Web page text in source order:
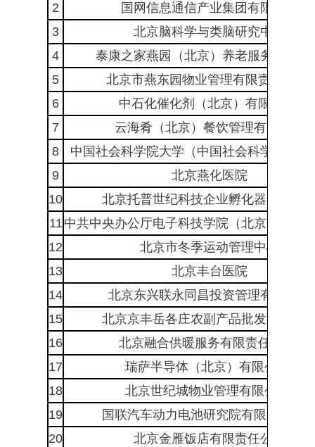
2
国网信息通信产业集团有限公司
3
北京脑科学与类脑研究中心
4
泰康之家燕园（北京）养老服务有限公
5
北京市燕东园物业管理有限责任公司*
6
中石化催化剂（北京）有限公司*
7
云海肴（北京）餐饮管理有限公司
8
中国社会科学院大学（中国社会科学院研究
9
北京燕化医院
10
北京托普世纪科技企业孵化器有限公
11中共中央办公厅电子科技学院（北京电子科
12
北京市冬季运动管理中心
13
北京丰台医院
14
北京东兴联永同昌投资管理有限公司
15
北京京丰岳各庄农副产品批发市场中
16
北京融合供暖服务有限责任公司*
17
瑞萨半导体（北京）有限公司*
18
北京世纪城物业管理有限公司*
19
国联汽车动力电池研究院有限责任公
20
北京金雁饭店有限责任公司